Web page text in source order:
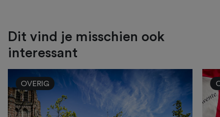
Dit vind je misschien ook
interessant
OVERIG